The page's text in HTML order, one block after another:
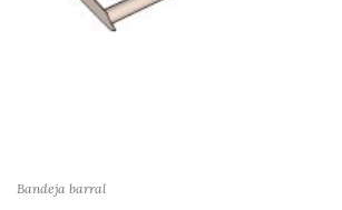
Bandeja barral